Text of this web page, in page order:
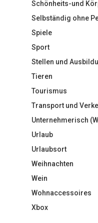
Schönheits-und
Selbständig ohne
Spiele
Sport
Stellen und
Tieren
Tourismus
Transport und
Unternehmerisch
Urlaub
Urlaubsort
Weihnachten
Wein
Wohnaccessoires
Xbox